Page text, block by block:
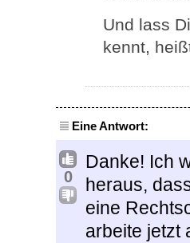
Und lass
kennt,
Eine Antwort:
0
Danke! Ich
heraus,
eine
arbeite jetzt